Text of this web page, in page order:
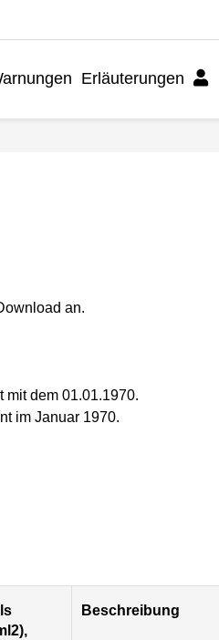
Erläuterungen
an.
mit dem 01.01.1970.
im Januar 1970.
Beschreibung